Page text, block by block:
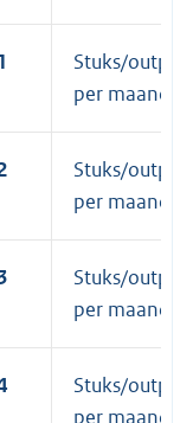
Stuks/output
per maand
Stuks/output
per maand
Stuks/output
per maand
Stuks/output
per maand